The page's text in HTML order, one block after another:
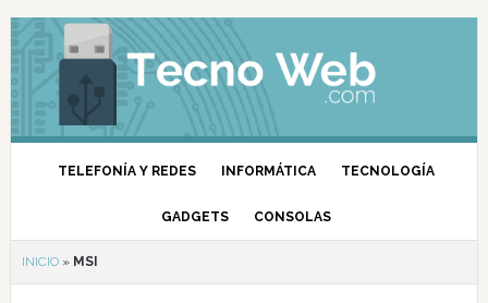
TELEFONÍA Y REDES INFORMÁTICA TECNOLOGÍA
GADGETS CONSOLAS
INICIO» MSI